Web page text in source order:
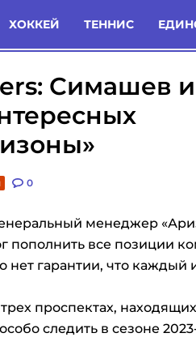
ХОККЕЙ ТЕННИС
Комменты Новости
Симашев и
0
менеджер
пополнить все позиции
нет гарантии, что каждый
проспектах,
следить в сезоне